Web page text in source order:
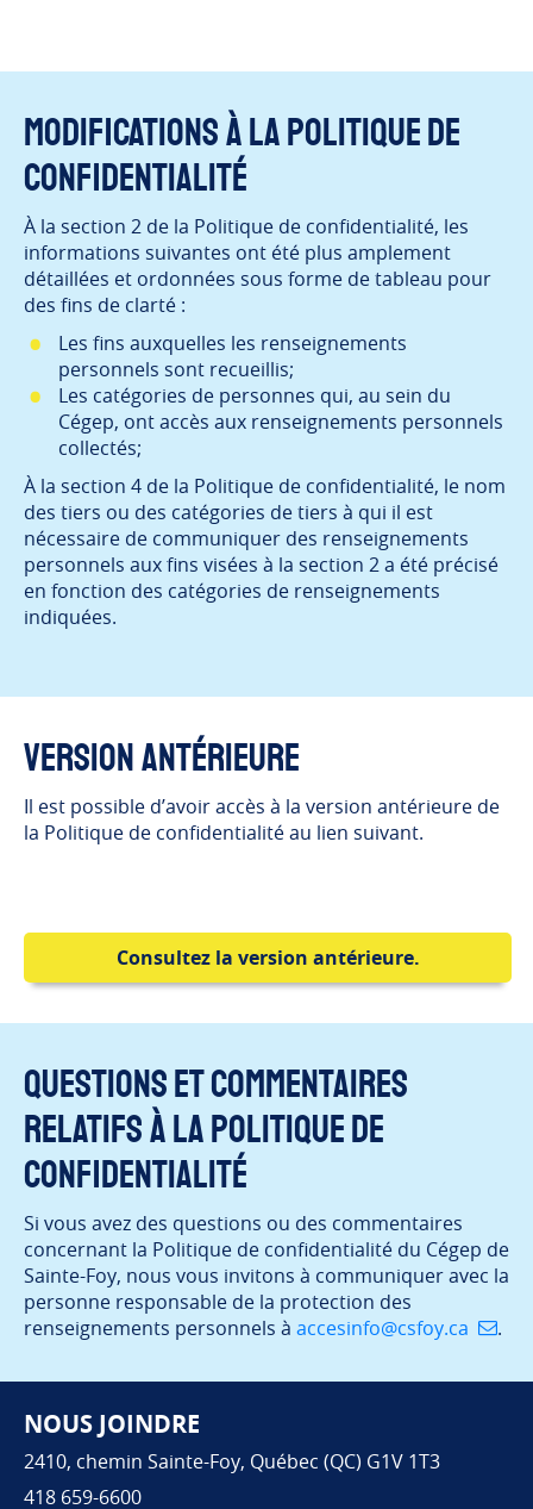
Modifications à la Politique de
confidentialité
À la section 2 de la Politique de confidentialité, les
informations suivantes ont été plus amplement
détaillées et ordonnées sous forme de tableau pour
des fins de clarté :
Les fins auxquelles les renseignements
personnels sont recueillis;
Les catégories de personnes qui, au sein du
Cégep, ont accès aux renseignements personnels
collectés;
À la section 4 de la Politique de confidentialité, le nom
des tiers ou des catégories de tiers à qui il est
nécessaire de communiquer des renseignements
personnels aux fins visées à la section 2 a été précisé
en fonction des catégories de renseignements
indiquées.
Version antérieure
Il est possible d’avoir accès à la version antérieure de
la Politique de confidentialité au lien suivant.
Consultez la version antérieure.
Questions et commentaires
relatifs à la Politique de
confidentialité
Si vous avez des questions ou des commentaires
concernant la Politique de confidentialité du Cégep de
Sainte-Foy, nous vous invitons à communiquer avec la
personne responsable de la protection des
renseignements personnels à accesinfo@csfoy.ca .
Pied de page
NOUS JOINDRE
2410, chemin Sainte-Foy, Québec (QC) G1V 1T3
418 659-6600